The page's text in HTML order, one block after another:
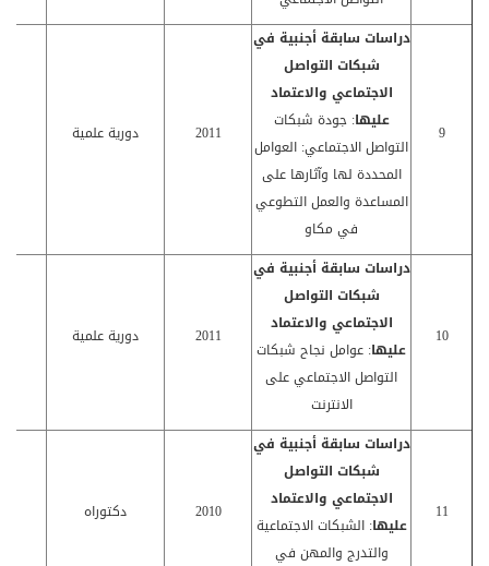
9
دراسات سابقة أجنبية في
شبكات التواصل
الاجتماعي والاعتماد
عليها: جودة شبكات
التواصل الاجتماعي: العوامل
المحددة لها وآثارها على
المساعدة والعمل التطوعي
في مكاو
2011 دورية علمية
10
دراسات سابقة أجنبية في
شبكات التواصل
الاجتماعي والاعتماد
عليها: عوامل نجاح شبكات
التواصل الاجتماعي على
الانترنت
2011 دورية علمية
11
دراسات سابقة أجنبية في
شبكات التواصل
الاجتماعي والاعتماد
عليها: الشبكات الاجتماعية
والتدرج والمهن في
2010 دكتوراه